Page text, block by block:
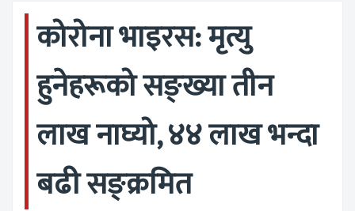
कोरोना भाइरस: मृत्यु
हुनेहरूको सङ्ख्या तीन
लाख नाघ्यो, ४४ लाख भन्दा
बढी सङ्क्रमित